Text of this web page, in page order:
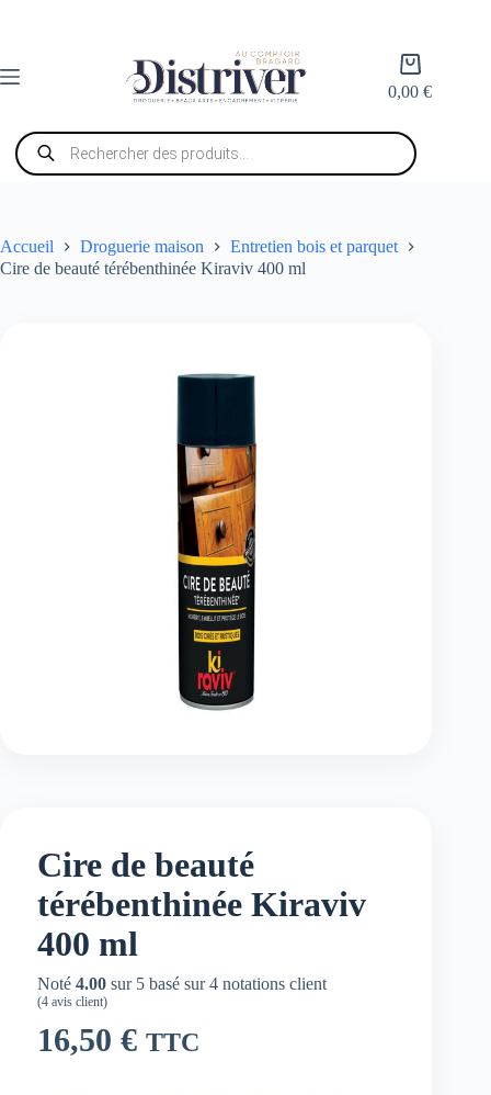
Panier
d’achat
0,00€
Recherche
de
produits
Accueil Droguerie maison
Entretien bois et parquet
Cire de beauté térébenthinée Kiraviv 400 ml
Cire de beauté
térébenthinée Kiraviv
400 ml
Noté 4.00 sur 5 basé sur4 notations client
(4 avis client)
16,50 € TTC